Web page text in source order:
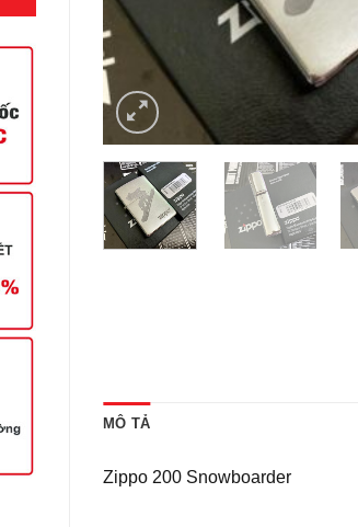
MÔ TẢ
Zippo 200 Snowboarder